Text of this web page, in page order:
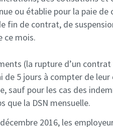
ou établie pour la paie de
fin de contrat, de
ce mois.
(la rupture d’un
de 5 jours à compter de leur
sauf pour les cas des
que la DSN mensuelle.
décembre 2016, les